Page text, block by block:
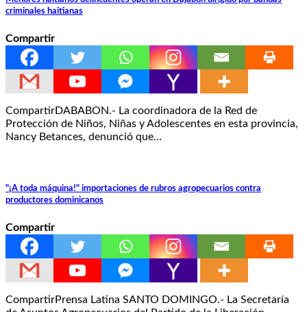
criminales haitianas
Compartir
CompartirDABABON.- La coordinadora de la Red de
Protección de Niños, Niñas y Adolescentes en esta provincia,
Nancy Betances, denunció que…
"¡A toda máquina!" importaciones de rubros agropecuarios contra
productores dominicanos
Compartir
CompartirPrensa Latina SANTO DOMINGO.- La Secretaría